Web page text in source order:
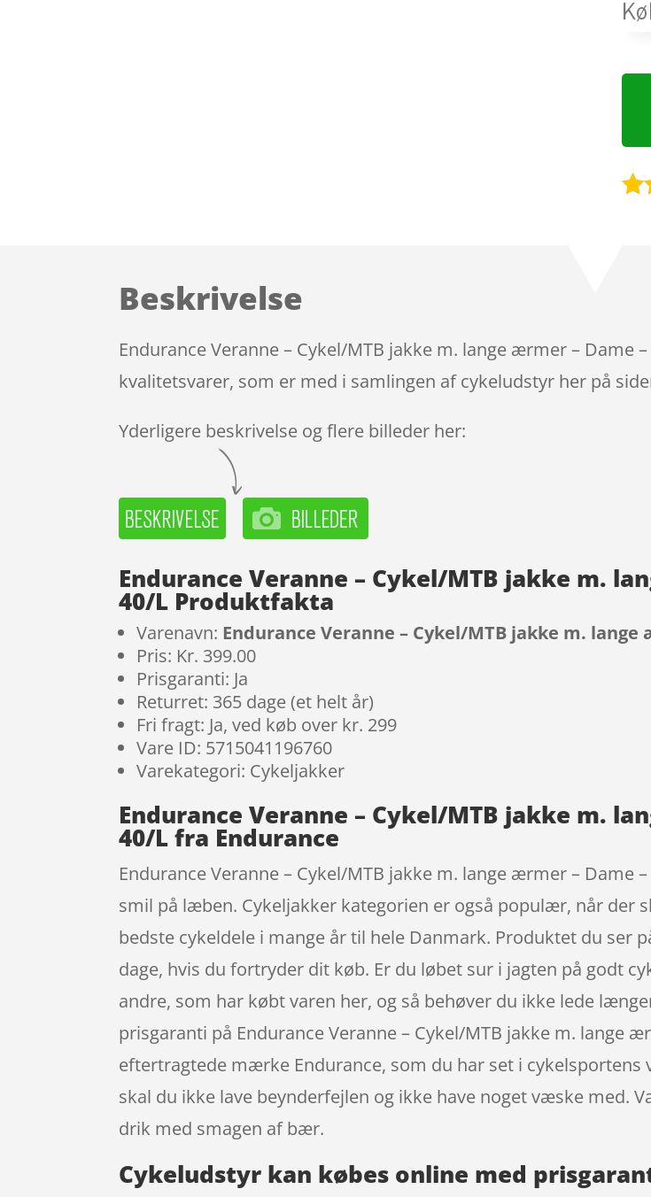
er
Beskrivelse
Endurance Veranne – Cykel/MTB jakke m. lange ærmer – Dame
kvalitetsvarer, som er med i samlingen af cykeludstyr her på
Yderligere beskrivelse og flere billeder her:
Endurance Veranne – Cykel/MTB jakke m.
40/L Produktfakta
Varenavn: Endurance Veranne – Cykel/MTB jakke m.
Pris: Kr. 399.00
Prisgaranti: Ja
Returret: 365 dage (et helt år)
Fri fragt: Ja, ved køb over kr. 299
Vare ID: 5715041196760
Varekategori: Cykeljakker
Endurance Veranne – Cykel/MTB jakke m.
40/L fra Endurance
Endurance Veranne – Cykel/MTB jakke m. lange ærmer – Dame
smil på læben. Cykeljakker kategorien er også populær, når der
bedste cykeldele i mange år til hele Danmark. Produktet du ser
dage, hvis du fortryder dit køb. Er du løbet sur i jagten på godt
andre, som har købt varen her, og så behøver du ikke lede
prisgaranti på Endurance Veranne – Cykel/MTB jakke m. lange
eftertragtede mærke Endurance, som du har set i cykelsportens
skal du ikke lave beynderfejlen og ikke have noget væske med.
drik med smagen af bær.
Cykeludstyr kan købes online med